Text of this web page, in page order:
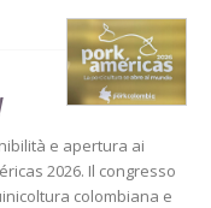
e apertura ai
2026. Il congresso
colombiana e